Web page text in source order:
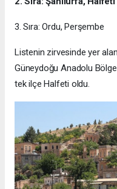
3. Sıra: Ordu, Perşembe
Listenin zirvesinde yer
Güneydoğu Anadolu
tek ilçe Halfeti oldu.